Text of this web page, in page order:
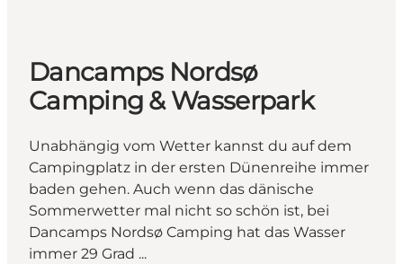
Dancamps Nordsø
Camping & Wasserpark
Unabhängig vom Wetter kannst du auf dem
Campingplatz in der ersten Dünenreihe immer
baden gehen. Auch wenn das dänische
Sommerwetter mal nicht so schön ist, bei
Dancamps Nordsø Camping hat das Wasser
immer 29 Grad ...